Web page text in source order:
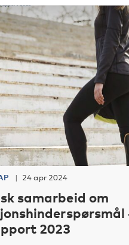
24 apr 2024
samarbeid om
2023